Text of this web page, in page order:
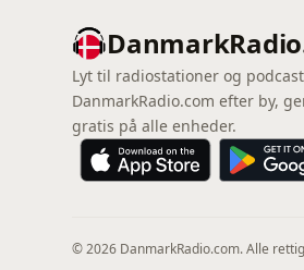
Lyt til radiostationer og
DanmarkRadio.com efter by,
gratis på alle enheder.
© 2026 DanmarkRadio.com. Alle